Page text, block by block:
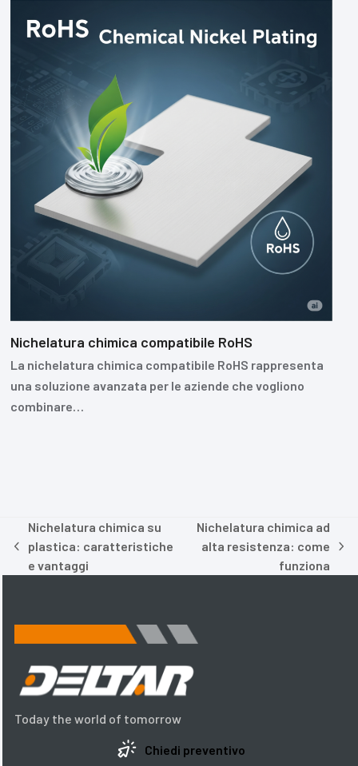
Nichelatura chimica compatibile RoHS
La nichelatura chimica compatibile RoHS rappresenta
una soluzione avanzata per le aziende che vogliono
combinare…
post
precedente:
Nichelatura chimica su
plastica: caratteristiche
e vantaggi
articolo
successivo:
Nichelatura chimica ad
alta resistenza: come
funziona
Today the world of tomorrow
Chiedi preventivo